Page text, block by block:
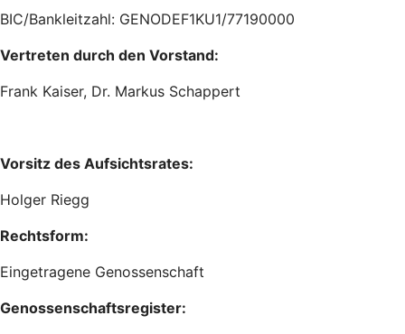
BIC/Bankleitzahl: GENODEF1KU1/77190000
Vertreten durch den Vorstand:
Frank Kaiser, Dr. Markus Schappert
Vorsitz des Aufsichtsrates:
Holger Riegg
Rechtsform:
Eingetragene Genossenschaft
Genossenschaftsregister: